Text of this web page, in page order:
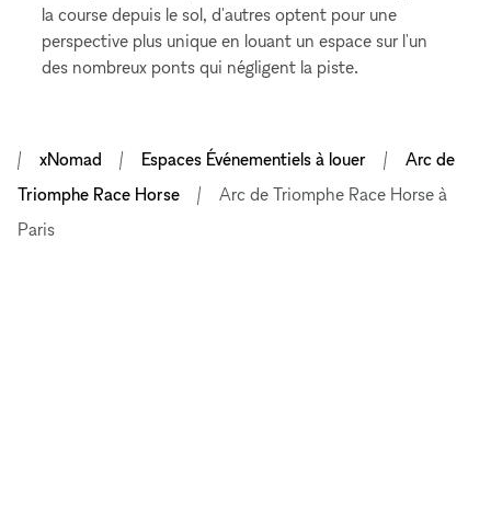
la course depuis le sol, d'autres optent pour une
perspective plus unique en louant un espace sur l'un
des nombreux ponts qui négligent la piste.
xNomad Espaces Événementiels à louer
Arc de
Triomphe Race Horse
Arc de Triomphe Race Horse à
Paris